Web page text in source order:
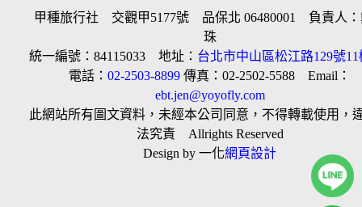
甲種旅行社 交觀甲5177號 品保北 06480001 負責人：
珠
統一編號：84115033 地址： 台北市中山區松江路129號11
電話：02-2503-8899 傳真：02-2502-5588 Email：
ebt.jen@yoyofly.com
此網站所有圖文資料，未經本公司同意，不得轉載使用，
法究責 Allrights Reserved
Design by 一化網頁設計